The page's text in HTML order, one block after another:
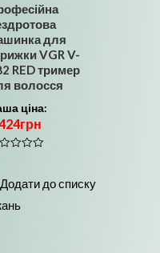
для
VGR V-
RED тример
волосся
ціна:
грн
Додати до списку